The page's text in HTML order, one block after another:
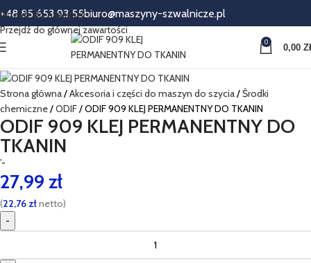
Przejdź do nawigacji
Przejdź do głównej zawartości
+48 85 653 93 55biuro@maszyny-szwalnicze.pl
0 0,00
Strona główna Akcesoria i części do maszyn do szycia
Środki
chemiczne
ODIF ODIF 909 KLEJ PERMANENTNY DO TKANIN
ODIF 909 KLEJ PERMANENTNY DO
TKANIN
’-
27,99 zł
(22,76 złnetto)